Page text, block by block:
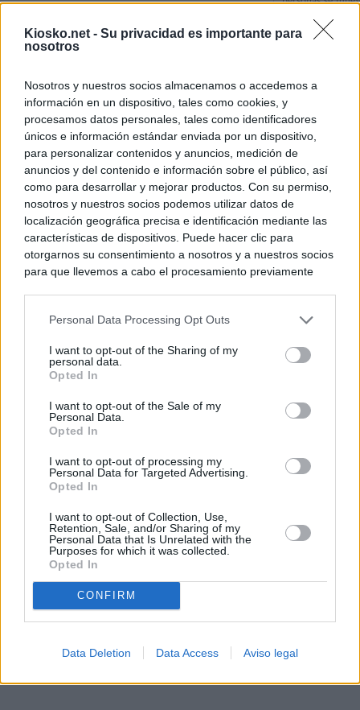
Kiosko.net - Su privacidad es importante para
nosotros
Nosotros y nuestros socios almacenamos o accedemos a
información en un dispositivo, tales como cookies, y
procesamos datos personales, tales como identificadores
únicos e información estándar enviada por un dispositivo,
para personalizar contenidos y anuncios, medición de
anuncios y del contenido e información sobre el público, así
como para desarrollar y mejorar productos. Con su permiso,
nosotros y nuestros socios podemos utilizar datos de
localización geográfica precisa e identificación mediante las
características de dispositivos. Puede hacer clic para
otorgarnos su consentimiento a nosotros y a nuestros socios
para que llevemos a cabo el procesamiento previamente
negar su consentimiento. Tenga en cuenta que algún
de su consentimiento, pero usted tiene el derecho de
rechazar tal procesamiento. Sus preferencias se aplicarán
cualquier momento entrando de nuevo en este sitio web o
visitando nuestra política de privacidad.
Personal Data Processing Opt Outs
I want to opt-out of the Sharing of my
personal data.
Opted In
I want to opt-out of the Sale of my
Personal Data.
Opted In
I want to opt-out of processing my
Personal Data for Targeted Advertising.
Opted In
I want to opt-out of Collection, Use,
Retention, Sale, and/or Sharing of my
Personal Data that Is Unrelated with the
Purposes for which it was collected.
Opted In
CONFIRM
Data Deletion Data Access Aviso legal
Rutas,
a Ceuta desde
© Kiosko.net Aviso Legal Privacidad y Cookies